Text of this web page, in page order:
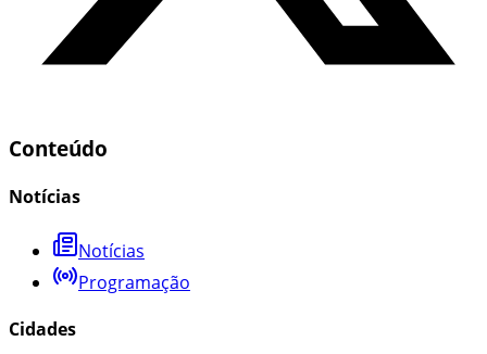
Conteúdo
Notícias
Notícias
Programação
Cidades